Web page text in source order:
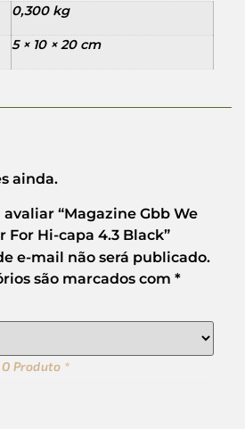
0,300 kg
5 × 10 × 20 cm
ainda.
“Magazine Gbb We
For Hi-capa 4.3 Black”
e-mail não será publicado.
são marcados com *
Produto *